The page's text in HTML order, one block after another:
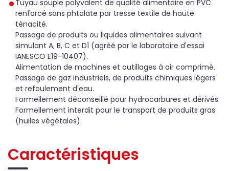
Tuyau souple polyvalent de qualité alimentaire en PVC
renforcé sans phtalate par tresse textile de haute
ténacité.
Passage de produits ou liquides alimentaires suivant
simulant A, B, C et D1 (agréé par le laboratoire d'essai
IANESCO E19-10407).
Alimentation de machines et outillages à air comprimé.
Passage de gaz industriels, de produits chimiques légers
et refoulement d'eau.
Formellement déconseillé pour hydrocarbures et dérivés
Formellement interdit pour le transport de produits gras
(huiles végétales).
Caractéristiques